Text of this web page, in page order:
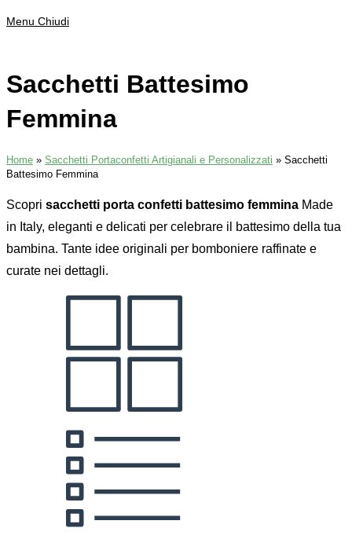
Menu Chiudi
Sacchetti Battesimo
Femmina
Home » Sacchetti Portaconfetti Artigianali e Personalizzati » Sacchetti
Battesimo Femmina
Scopri sacchetti porta confetti battesimo femmina Made
in Italy, eleganti e delicati per celebrare il battesimo della tua
bambina. Tante idee originali per bomboniere raffinate e
curate nei dettagli.